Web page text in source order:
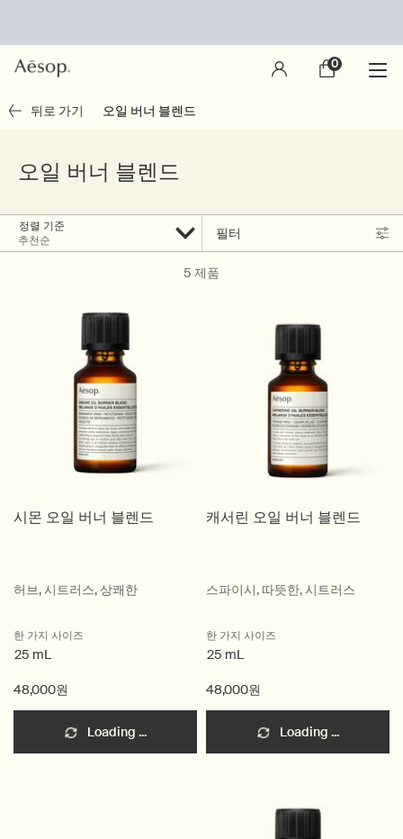
장
0
0 제품
뒤로 가기 오일 버너 블렌드
오일 버너 블렌드
정렬 기준 필터
Filter menu
5 제품
시몬 오일 버너 블렌드
허브, 시트러스, 상쾌한
한 가지 사이즈
25 mL
48,000원
Loading ...
캐서린 오일 버너 블렌드
스파이시, 따뜻한, 시트러스
한 가지 사이즈
25 mL
48,000원
Loading ...